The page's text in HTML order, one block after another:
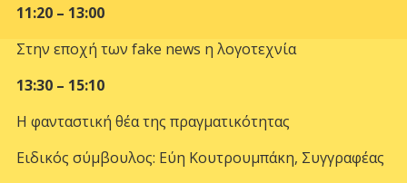
11:20 – 13:00
Στην εποχή των fake news η λογοτεχνία
13:30 – 15:10
Η φανταστική θέα της πραγματικότητας
Ειδικός σύμβουλος: Εύη Κουτρουμπάκη, Συγγραφέας